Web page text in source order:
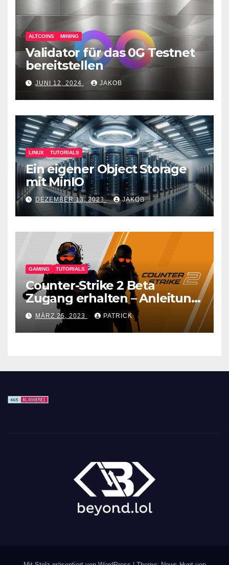
ALTCOINS MINING
Validator für das 0G Testnet
bereitstellen
JUNI 12, 2024 JAKOB
LINUX TUTORIALS
Ein eigener Object Storage
mit MinIO
DEZEMBER 13, 2023 JAKOB
GAMING TUTORIALS
Counter-Strike 2 Beta
Zugang erhalten – Anleitung
für den CS GO Nachfolger
MÄRZ 25, 2023 PATRICK